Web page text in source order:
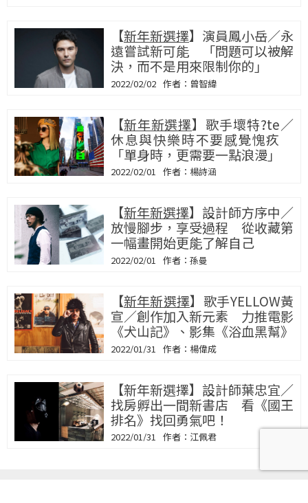
【新年新選擇】演員鳳小岳／永
遠嘗試新可能 「問題可以被解
決，而不是用來限制你的」
2022/02/02 曾智緯
【新年新選擇】歌手壞特?te／
休息與快樂時不要感覺愧疚
「單身時，更需要一點浪漫」
2022/02/01 楊詩涵
【新年新選擇】設計師方序中／
放慢腳步，享受過程 從收藏第
一幅畫開始更能了解自己
2022/02/01 孫曼
【新年新選擇】歌手YELLOW黃
宣／創作加入新元素 力推電影
《犬山記》、影集《浴血黑幫》
2022/01/31 楊偉成
【新年新選擇】設計師葉忠宜／
找房孵出一間新書店 看《國王
排名》找回勇氣吧！
2022/01/31 江佩君